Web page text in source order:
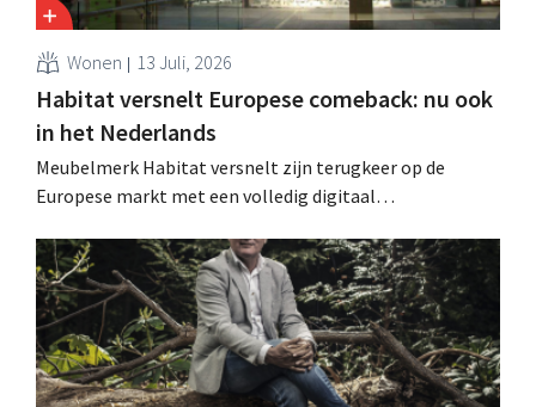
Wonen 13 Juli, 2026
Habitat versnelt Europese comeback: nu ook
in het Nederlands
Meubelmerk Habitat versnelt zijn terugkeer op de
Europese markt met een volledig digitaal
unique groeit het merk opnieuw en mikt het op
aanwezigheid in veertien Europese landen.